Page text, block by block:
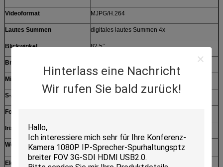
Hinterlass eine Nachricht
Wir rufen Sie bald zurück!
Videoformat MJPG/H.264
Lautes Summen digitales lautes Summen 4x
Blickwinkel 82.5°
Brennweite
Minimales Lux
S-/Nrate Über 50dB
Fokus
Iris
Weißabgleich
Selbst-/Handbuch/Indor/im
Freien/Stoß/Natrium/Leuchtstoff
Elektronischer Verschluss
Auto/Handbuch